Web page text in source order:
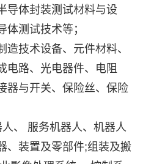
导体封装测试材料与设
测试技术等；
技术设备、元件材料、
电路、光电器件、电阻
器与开关、保险丝、保险
、 服务机器人、机器人
、装置及零部件;组装及搬